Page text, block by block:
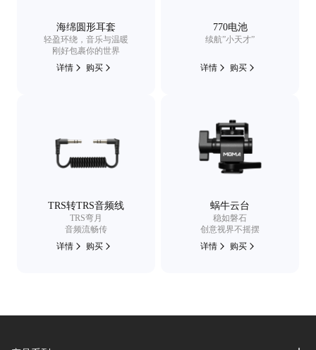
海绵圆形耳套
轻盈环绕，音乐与温暖
刚好包裹你的世界
详情
购买
770电池
续航”小天才”
详情 购买
TRS转TRS音频线
TRS弯月
音频流畅传
详情
购买
蜗牛云台
稳如磐石
创意视界不摇摆
详情
购买